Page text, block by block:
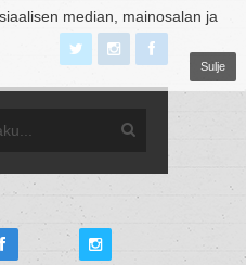
median, mainosalan ja
Sulje